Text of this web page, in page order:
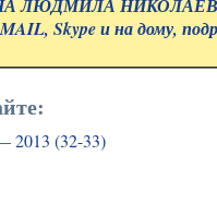
ЛЮДМИЛА
Skype и на дому,
2013 (32-33)